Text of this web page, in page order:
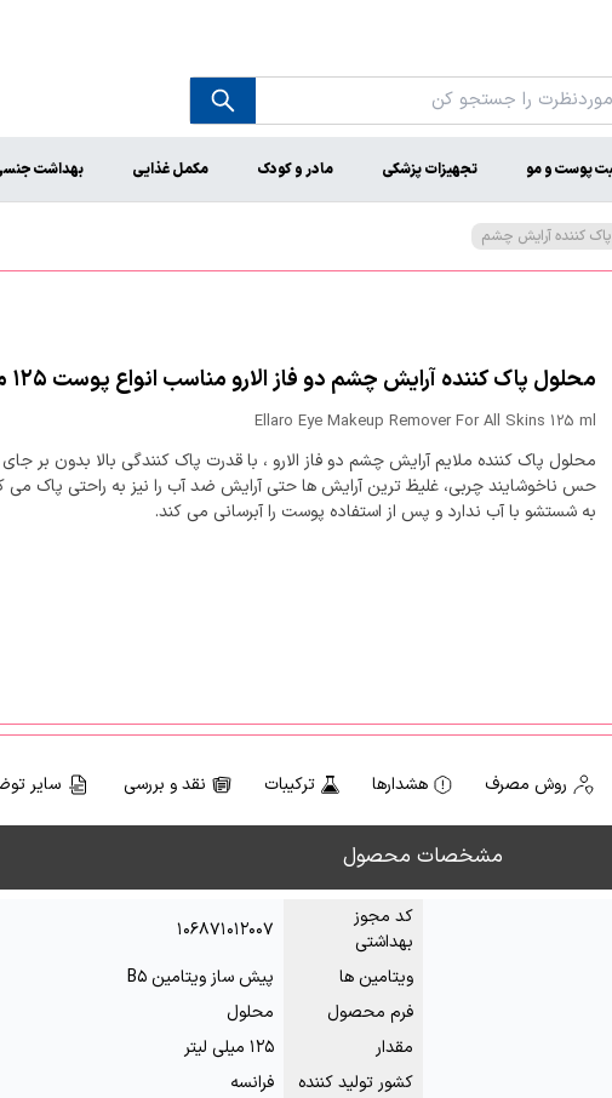
پوست و مو تجهیزات پزشکی مادر و کودک مکمل غذایی بهداشت
پاک کننده آرایش چشم
محلول پاک کننده آرایش چشم دو فاز الارو مناسب انواع پوست ۱۲۵ میلی لیتر
Ellaro Eye Makeup Remover For All Skins 125 ml
محلول پاک کننده ملایم آرایش چشم دو فاز الارو ، با قدرت پاک کنندگی بالا بدون بر
حس ناخوشایند چربی، غلیظ ‏ترین آرایش‏ ها حتی آرایش ضد آب را نیز به راحتی پاک می
به شستشو با آب ندارد و پس از استفاده پوست را آبرسانی می کند.
روش مصرف هشدارها ترکیبات نقد و بررسی سایر
مشخصات محصول
کد مجوز
بهداشتی
۱۰۶۸۷۱۰۱۲۰۰۷
ویتامین ها
پیش ساز ویتامین B۵
فرم محصول
محلول
مقدار
۱۲۵ میلی لیتر
کشور تولید کننده
فرانسه